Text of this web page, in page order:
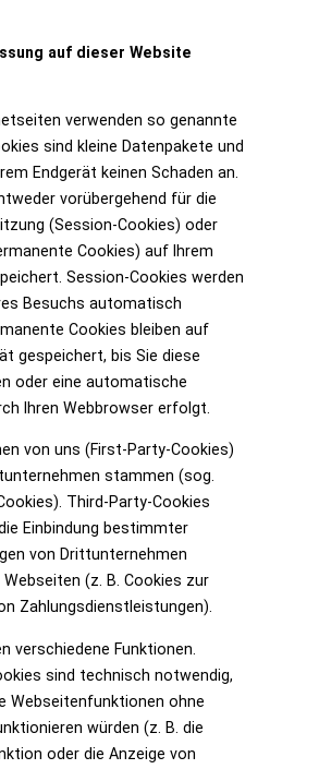
auf dieser Website
verwenden so genannte
sind kleine Datenpakete und
Endgerät keinen Schaden an.
vorübergehend für die
(Session-Cookies) oder
Cookies) auf Ihrem
Session-Cookies werden
Besuchs automatisch
Cookies bleiben auf
gespeichert, bis Sie diese
oder eine automatische
Ihren Webbrowser erfolgt.
von uns (First-Party-Cookies)
stammen (sog.
Third-Party-Cookies
Einbindung bestimmter
von Drittunternehmen
(z. B. Cookies zur
Zahlungsdienstleistungen).
verschiedene Funktionen.
sind technisch notwendig,
Webseitenfunktionen ohne
würden (z. B. die
oder die Anzeige von